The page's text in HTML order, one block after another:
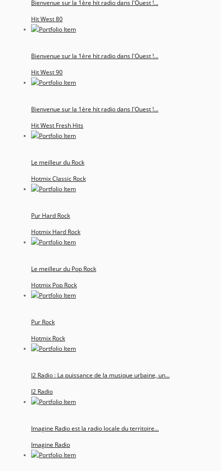
Bienvenue sur la 1ère hit radio dans l'Ouest !...
Hit West 80
Bienvenue sur la 1ère hit radio dans l'Ouest !...
Hit West 90
Bienvenue sur la 1ère hit radio dans l'Ouest !...
Hit West Fresh Hits
Le meilleur du Rock
Hotmix Classic Rock
Pur Hard Rock
Hotmix Hard Rock
Le meilleur du Pop Rock
Hotmix Pop Rock
Pur Rock
Hotmix Rock
I2 Radio : La puissance de la musique urbaine, un...
I2 Radio
Imagine Radio est la radio locale du territoire...
Imagine Radio